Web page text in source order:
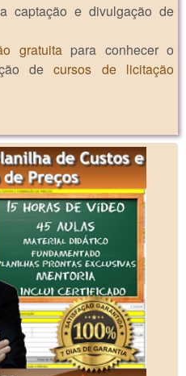
captação e divulgação de
gratuitapara conhecer o
decursos de licitação